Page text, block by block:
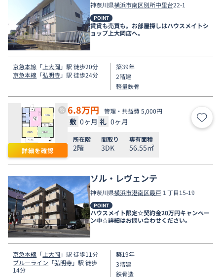
神奈川県横浜市南区別所中里台22-1
POINT
賃貸も売買も。お部屋探しはハウスメイトシ
ョップ上大岡店へ。
京急本線 「上大岡 」駅 徒歩20分
京急本線 「弘明寺」駅 徒歩24分
築39年
2階建
軽量鉄骨
詳細を確認
6.8万円 管理・共益費 5,000円
敷 0ヶ月 礼 0ヶ月 お気
所在階
2階
間取り
3DK
専有面積
56.55㎡
ソル・レヴェンテ
神奈川県横浜市港南区最戸１丁目15-19
POINT
ハウスメイト限定☆契約金20万円キャンペー
ン中☆詳細はお問い合わせください。
京急本線 「 上大岡 」駅 徒歩11分
ブルーライン 「弘明寺」駅 徒歩
14分
築19年
3階建
鉄骨造